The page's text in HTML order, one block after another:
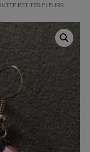
PETITES FLEURS